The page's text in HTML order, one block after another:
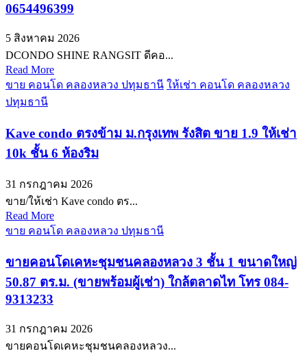
0654496399
5 สิงหาคม 2026
DCONDO SHINE RANGSIT ดีคอ...
Read More
ขาย คอนโด คลองหลวง ปทุมธานี ให้เช่า คอนโด คลองหลวง
ปทุมธานี
Kave condo ตรงข้าม ม.กรุงเทพ รังสิต ขาย 1.9 ให้เช่า
10k ชั้น 6 ห้องริม
31 กรกฎาคม 2026
ขาย/ให้เช่า Kave condo ตร...
Read More
ขาย คอนโด คลองหลวง ปทุมธานี
ขายคอนโดเคหะชุมชนคลองหลวง 3 ชั้น 1 ขนาดใหญ่
50.87 ตร.ม. (ขายพร้อมผู้เช่า) ใกล้ตลาดไท โทร 084-
9313233
31 กรกฎาคม 2026
ขายคอนโดเคหะชุมชนคลองหลวง...